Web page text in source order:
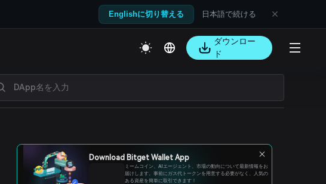
Englishに切り替える 日本語で続ける
ダウンロー
ド
Download Bitget Wallet App
ミームコイン、AIエージェント、市場の動向について最新情報をお
届けします。事前にガス代トークンを用意する必要がなく、人気の
ある資産を簡単に取引できます！